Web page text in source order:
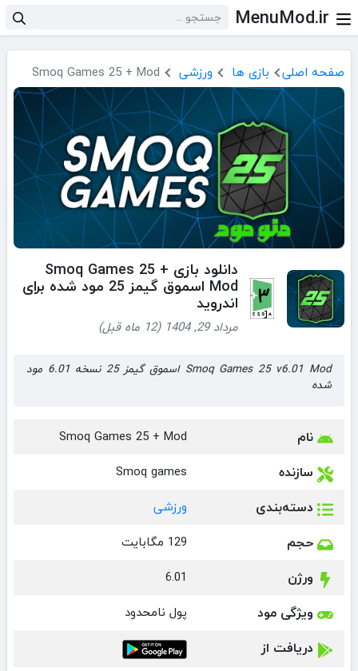
MenuMod.ir
صفحه اصلی بازی ها ورزشی Smoq Games 25 + Mod
دانلود بازی Smoq Games 25 +
Mod اسموق گیمز 25 مود شده برای
اندروید
مرداد 29, 1404 (12 ماه قبل)
Smoq Games 25 v6.01 Mod اسموق گیمز 25 نسخه 6.01 مود
شده
نام Smoq Games 25 + Mod
سازنده Smoq games
دسته‌بندی ورزشی
حجم 129 مگابایت
ورژن 6.01
ویژگی مود پول نامحدود
دریافت از